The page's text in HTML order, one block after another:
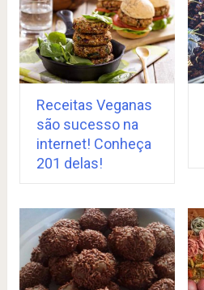
Receitas Veganas
são sucesso na
internet! Conheça
201 delas!